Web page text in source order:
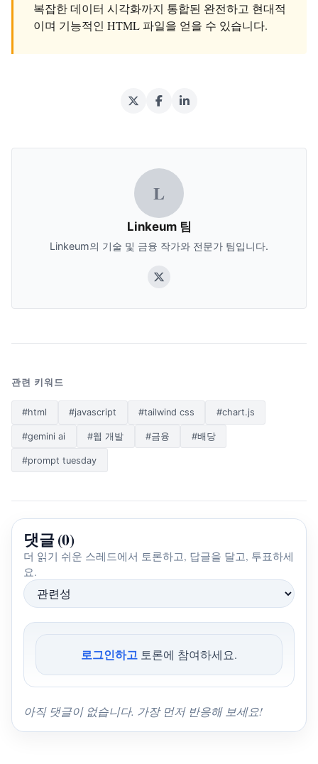
복잡한 데이터 시각화까지 통합된 완전하고 현대적
이며 기능적인 HTML 파일을 얻을 수 있습니다.
L
Linkeum 팀
Linkeum의 기술 및 금융 작가와 전문가 팀입니다.
관련 키워드
#html #javascript #tailwind css #chart.js
#gemini ai #웹 개발 #금융 #배당
#prompt tuesday
댓글 (0)
더 읽기 쉬운 스레드에서 토론하고, 답글을 달고, 투표하세
요.
로그인하고 토론에 참여하세요.
아직 댓글이 없습니다. 가장 먼저 반응해 보세요!